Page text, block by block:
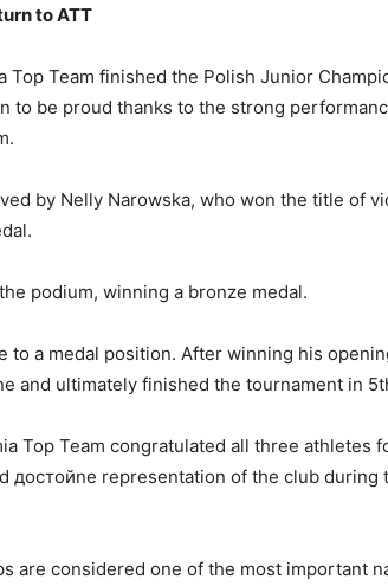
to ATT
Top Team finished the Polish Junior
to be proud thanks to the strong
by Nelly Narowska, who won the title of
podium, winning a bronze medal.
to a medal position. After winning his
and ultimately finished the tournament in
Top Team congratulated all three athletes
достойne representation of the club during
are considered one of the most important